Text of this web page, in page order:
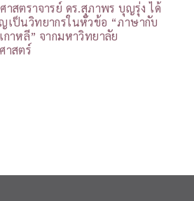
าสตราจารย์ ดร.สุภาพร บุญรุ่ง ได้
เป็นวิทยากรในหัวข้อ “ภาษากับ
กาหลี” จากมหาวิทยาลัย
าสตร์